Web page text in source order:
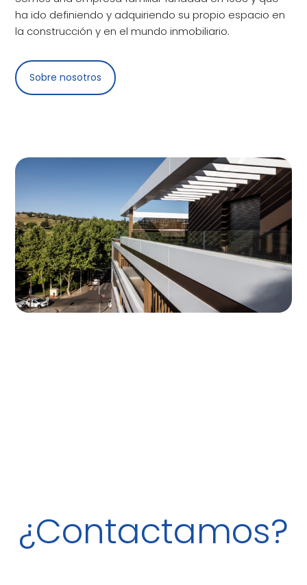
ha ido definiendo y adquiriendo su propio espacio en
la construcción y en el mundo inmobiliario.
Sobre nosotros
¿Contactamos?